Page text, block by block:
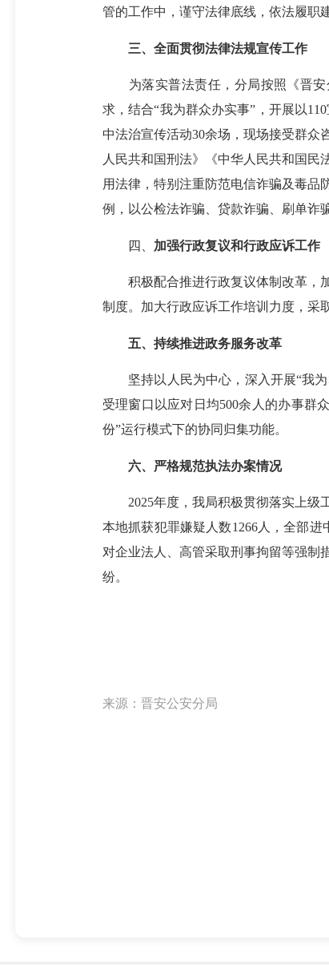
管的工作中，谨守法律底线，依法履职
三、全面贯彻法律法规宣传工作
为落实普法责任，分局按照《晋安分
求，结合“我为群众办实事”，开展以
中法治宣传活动30余场，现场接受群众
人民共和国刑法》《中华人民共和国
用法律，特别注重防范电信诈骗及毒品
例，以公检法诈骗、贷款诈骗、刷单诈
四、 加强行政复议和行政应诉工作
积极配合推进行政复议体制改革，加
制度。加大行政应诉工作培训力度，采
五、持续推进政务服务改革
坚持以人民为中心，深入开展“我为
受理窗口以应对日均500余人的办事群
份”运行模式下的协同归集功能。
六、 严格规范执法办案情况
2025年度，我局积极贯彻落实上级工
本地抓获犯罪嫌疑人数1266人，全部
对企业法人、高管采取刑事拘留等强制
纷。
来源：晋安公安分局